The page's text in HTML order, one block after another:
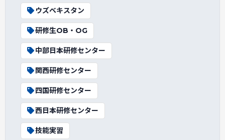
ウズベキスタン
研修生OB・OG
中部日本研修センター
関西研修センター
四国研修センター
西日本研修センター
技能実習